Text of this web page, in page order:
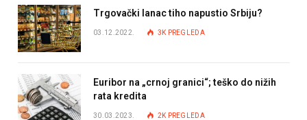
Trgovački lanac tiho napustio Srbiju?
03.12.2022. 3K PREGLEDA
Euribor na „crnoj granici“; teško do nižih
rata kredita
30.03.2023. 2K PREGLEDA